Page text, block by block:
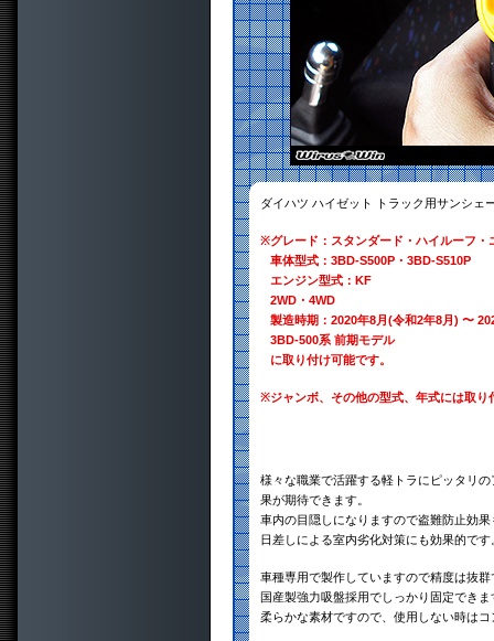
ダイハツ ハイゼット トラック用サンシェ
※グレード：スタンダード・ハイルーフ・
車体型式：3BD-S500P・3BD-S510P
エンジン型式：KF
2WD・4WD
製造時期：2020年8月(令和2年8月) 〜
3BD-500系 前期モデル
に取り付け可能です。
※ジャンボ、その他の型式、年式には取
様々な職業で活躍する軽トラにピッタリ
果が期待できます。
車内の目隠しになりますので盗難防止効
日差しによる室内劣化対策にも効果的です
車種専用で製作していますので精度は抜
国産製強力吸盤採用でしっかり固定でき
柔らかな素材ですので、使用しない時は